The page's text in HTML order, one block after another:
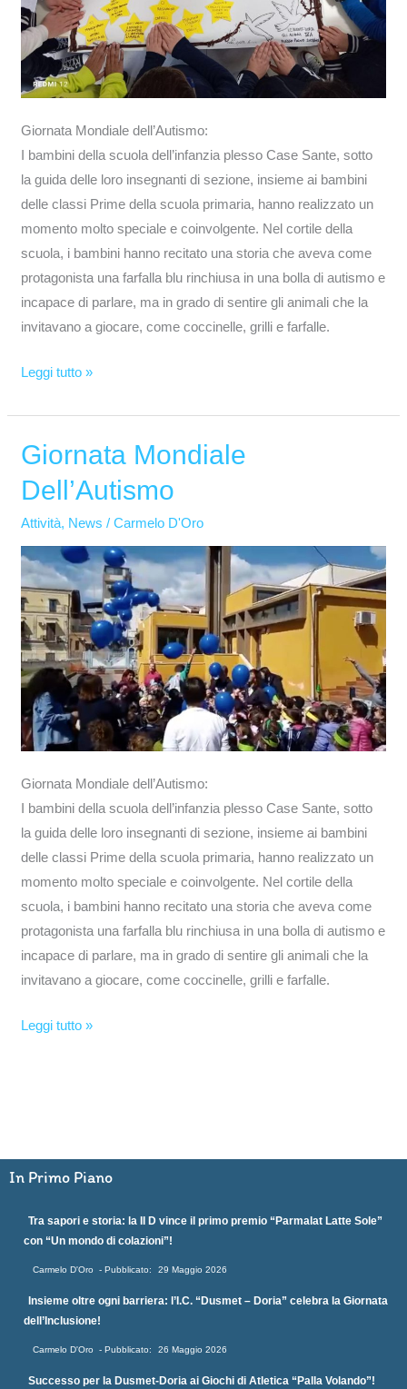
Giornata Mondiale dell’Autismo:
I bambini della scuola dell’infanzia plesso Case Sante, sotto
la guida delle loro insegnanti di sezione, insieme ai bambini
delle classi Prime della scuola primaria, hanno realizzato un
momento molto speciale e coinvolgente. Nel cortile della
scuola, i bambini hanno recitato una storia che aveva come
protagonista una farfalla blu rinchiusa in una bolla di autismo e
incapace di parlare, ma in grado di sentire gli animali che la
invitavano a giocare, come coccinelle, grilli e farfalle.
Leggi tutto »
Giornata Mondiale
Dell’Autismo
Attività, News /Carmelo D'Oro
Giornata Mondiale dell’Autismo:
I bambini della scuola dell’infanzia plesso Case Sante, sotto
la guida delle loro insegnanti di sezione, insieme ai bambini
delle classi Prime della scuola primaria, hanno realizzato un
momento molto speciale e coinvolgente. Nel cortile della
scuola, i bambini hanno recitato una storia che aveva come
protagonista una farfalla blu rinchiusa in una bolla di autismo e
incapace di parlare, ma in grado di sentire gli animali che la
invitavano a giocare, come coccinelle, grilli e farfalle.
Giornata
Dell’Autismo
Leggi tutto »
In Primo Piano
Tra sapori e storia: la II D vince il primo premio “Parmalat Latte Sole”
con “Un mondo di colazioni”!
Carmelo D'Oro 29 Maggio 2026
Insieme oltre ogni barriera: l’I.C. “Dusmet – Doria” celebra la Giornata
dell’Inclusione!
Carmelo D'Oro 26 Maggio 2026
Successo per la Dusmet-Doria ai Giochi di Atletica “Palla Volando”!